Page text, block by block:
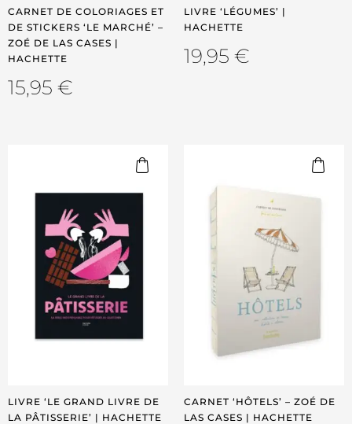
CARNET DE COLORIAGES ET
DE STICKERS ‘LE MARCHÉ’ –
ZOÉ DE LAS CASES |
HACHETTE
15,95 €
LIVRE ‘LÉGUMES’ |
HACHETTE
19,95 €
LIVRE ‘LE GRAND LIVRE DE
LA PÂTISSERIE’ | HACHETTE
CARNET ‘HÔTELS’ – ZOÉ DE
LAS CASES | HACHETTE